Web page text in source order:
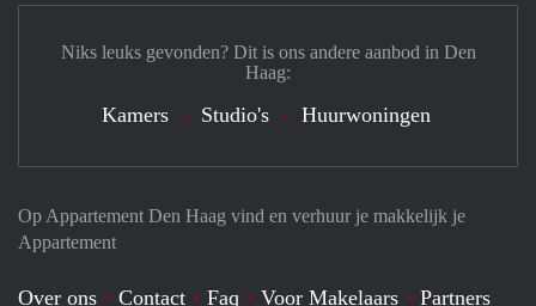
Op Appartement Den Haag vind en verhuur je makkelijk je
Appartement
Over ons Contact Faq Voor Makelaars Partners
Niks leuks gevonden? Dit is ons andere aanbod in Den
Haag:
Kamers Studio's Huurwoningen